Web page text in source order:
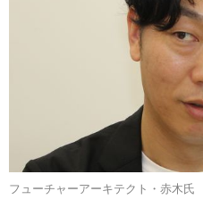
フューチャーアーキテクト・赤木氏